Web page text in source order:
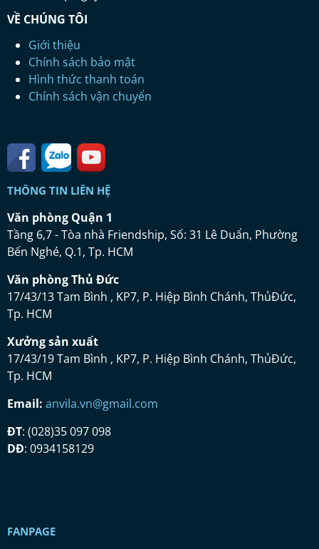
VỀ CHÚNG TÔI
Giới thiệu
Chính sách bảo mật
Hình thức thanh toán
Chính sách vận chuyển
THÔNG TIN LIÊN HỆ
Văn phòng Quận 1
Tầng 6,7 - Tòa nhà Friendship, Số: 31 Lê Duẩn, Phường
Bến Nghé, Q.1, Tp. HCM
Văn phòng Thủ Đức
17/43/13 Tam Bình , KP7, P. Hiệp Bình Chánh, ThủĐức,
Tp. HCM
Xưởng sản xuất
17/43/19 Tam Bình , KP7, P. Hiệp Bình Chánh, ThủĐức,
Tp. HCM
Email: anvila.vn@gmail.com
ĐT: (028)35 097 098
DĐ: 0934158129
FANPAGE